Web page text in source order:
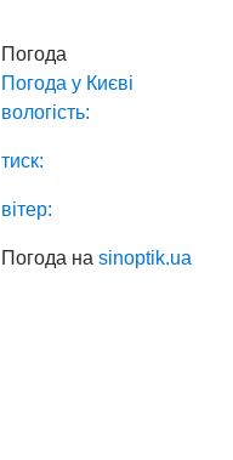
Погода
Погода у Києві
вологість:
тиск:
вітер:
Погода наsinoptik.ua